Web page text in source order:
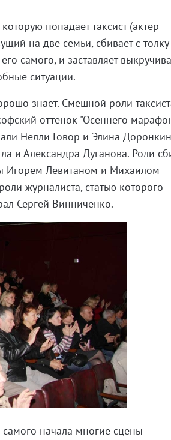
попадает таксист (актер
на две семьи, сбивает с
самого, и заставляет
ситуации.
знает. Смешной роли
оттенок "Осеннего
Нелли Говор и Элина
и Александра Дуганова. Роли
Игорем Левитаном и Михаилом
журналиста, статью которого
Сергей Винниченко.
самого начала многие сцены